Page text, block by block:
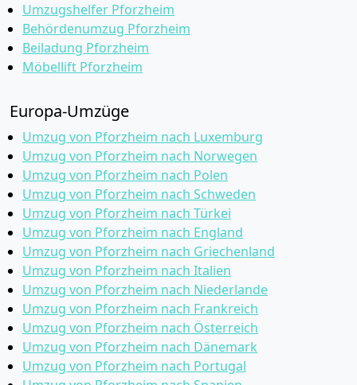
Umzugshelfer Pforzheim
Behördenumzug Pforzheim
Beiladung Pforzheim
Möbellift Pforzheim
Europa-Umzüge
Umzug von Pforzheim nach Luxemburg
Umzug von Pforzheim nach Norwegen
Umzug von Pforzheim nach Polen
Umzug von Pforzheim nach Schweden
Umzug von Pforzheim nach Türkei
Umzug von Pforzheim nach England
Umzug von Pforzheim nach Griechenland
Umzug von Pforzheim nach Italien
Umzug von Pforzheim nach Niederlande
Umzug von Pforzheim nach Frankreich
Umzug von Pforzheim nach Österreich
Umzug von Pforzheim nach Dänemark
Umzug von Pforzheim nach Portugal